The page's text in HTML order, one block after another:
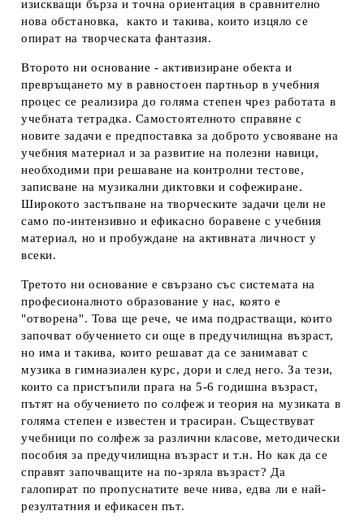
изискващи бърза и точна ориентация в сравнително
нова обстановка, както и такива, които изцяло се
опират на творческата фантазия.
Второто ни основание - активизиране обекта и
превръщането му в равностоен партньор в учебния
процес се реализира до голяма степен чрез работата в
учебната тетрадка. Самостоятелното справяне с
новите задачи е предпоставка за доброто усвояване на
учебния материал и за развитие на полезни навици,
необходими при решаване на контролни тестове,
записване на музикални диктовки и софежиране.
Широкото застъпване на творческите задачи цели не
само по-интензивно и ефикасно боравене с учебния
материал, но и пробуждане на активната личност у
всеки.
Третото ни основание е свързано със системата на
професионалното образование у нас, която е
"отворена". Това ще рече, че има подрастващи, които
започват обучението си още в предучилищна възраст,
но има и такива, които решават да се занимават с
музика в гимназиален курс, дори и след него. За тези,
които са пристъпили прага на 5-6 годишна възраст,
пътят на обучението по солфеж и теория на музиката в
голяма степен е известен и трасиран. Съществуват
учебници по солфеж за различни класове, методически
пособия за предучилищна възраст и т.н. Но как да се
справят започващите на по-зряла възраст? Да
галопират по пропуснатите вече нива, едва ли е най-
резултатния и ефикасен път.